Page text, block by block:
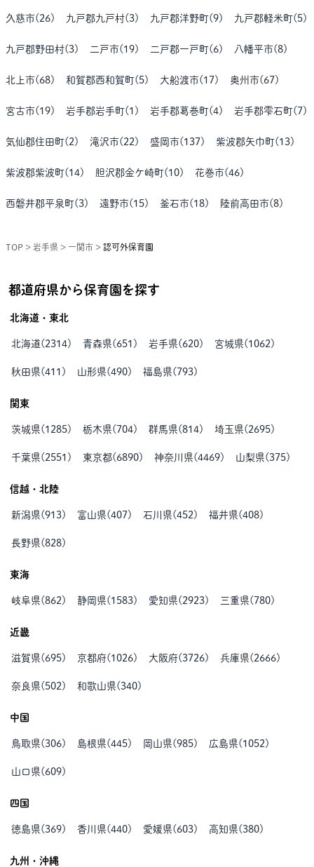
久慈市( 26) 九戸郡九戸村(3) 九戸郡洋野町(9) 九戸郡軽米町( 5)
九戸郡野田村(3) 二戸市( 19) 二戸郡一戸町( 6) 八幡平市(8)
北上市( 68) 和賀郡西和賀町( 5) 大船渡市( 17 ) 奥州市( 67 )
宮古市( 19) 岩手郡岩手町( 1 ) 岩手郡葛巻町(4) 岩手郡雫石町( 7 )
気仙郡住田町( 2 ) 滝沢市( 22 ) 盛岡市( 137 ) 紫波郡矢巾町( 13)
紫波郡紫波町( 14) 胆沢郡金ケ崎町( 10) 花巻市(46)
西磐井郡平泉町(3) 遠野市( 15) 釜石市( 18) 陸前高田市(8)
TOP > 岩手県 > 一関市 > 認可外保育園
都道府県から保育園を探す
北海道・東北
北海道( 2314) 青森県( 651 ) 岩手県( 620) 宮城県( 1062 )
秋田県(411 ) 山形県(490) 福島県( 793)
関東
茨城県( 1285) 栃木県( 704) 群馬県(814) 埼玉県( 2695)
千葉県( 2551 ) 東京都( 6890) 神奈川県(4469) 山梨県(375)
信越・北陸
新潟県(913) 富山県(407 ) 石川県(452 ) 福井県(408)
長野県(828)
東海
岐阜県(862 ) 静岡県( 1583) 愛知県( 2923) 三重県( 780)
近畿
滋賀県( 695) 京都府( 1026) 大阪府(3726) 兵庫県( 2666)
奈良県( 502 ) 和歌山県(340)
中国
鳥取県(306) 島根県(445) 岡山県(985) 広島県( 1052 )
山口県( 609)
四国
徳島県(369) 香川県(440) 愛媛県( 603) 高知県(380)
九州・沖縄